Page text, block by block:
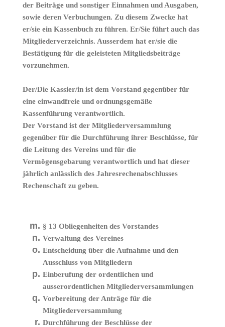
der Beiträge und sonstiger Einnahmen und Ausgaben,
sowie deren Verbuchungen. Zu diesem Zwecke hat
er/sie ein Kassenbuch zu führen. Er/Sie führt auch das
Mitgliederverzeichnis. Ausserdem hat er/sie die
Bestätigung für die geleisteten Mitgliedsbeiträge
vorzunehmen.
Der/Die Kassier/in ist dem Vorstand gegenüber für
eine einwandfreie und ordnungsgemäße
Kassenführung verantwortlich.
Der Vorstand ist der Mitgliederversammlung
gegenüber für die Durchführung ihrer Beschlüsse, für
die Leitung des Vereins und für die
Vermögensgebarung verantwortlich und hat dieser
jährlich anlässlich des Jahresrechenabschlusses
Rechenschaft zu geben.
§ 13 Obliegenheiten des Vorstandes
Verwaltung des Vereines
Entscheidung über die Aufnahme und den
Ausschluss von Mitgliedern
Einberufung der ordentlichen und
ausserordentlichen Mitgliederversammlungen
Vorbereitung der Anträge für die
Mitgliederversammlung
Durchführung der Beschlüsse der